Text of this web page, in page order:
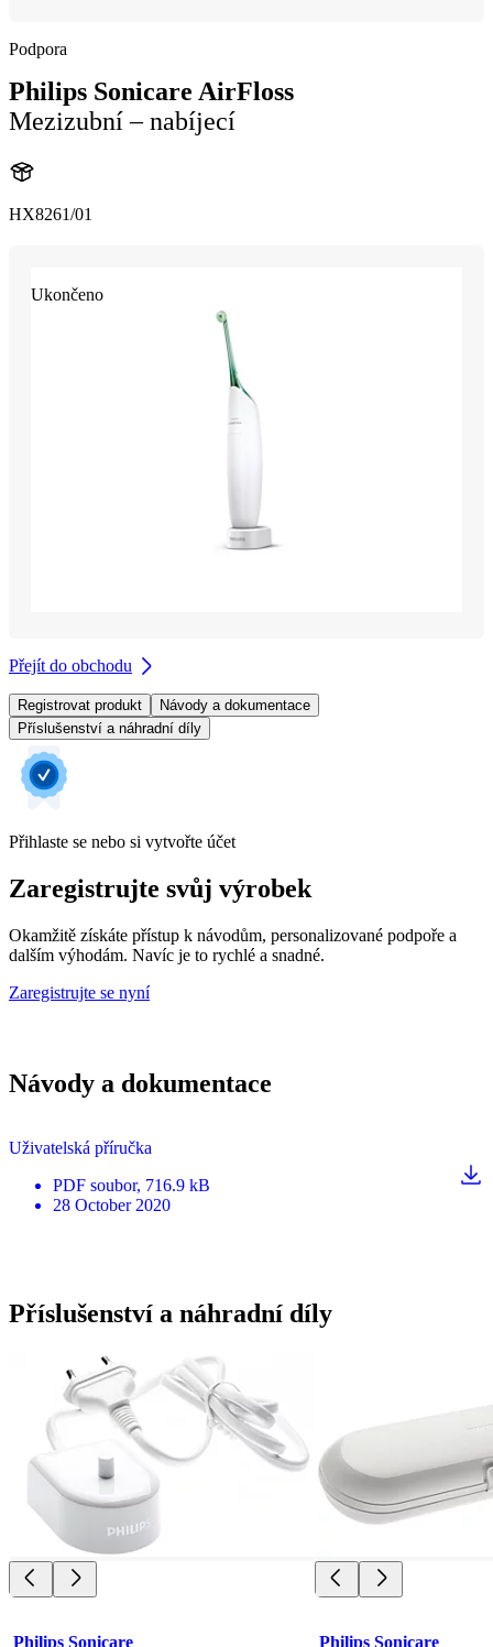
Podpora
Philips Sonicare AirFloss
Mezizubní – nabíjecí
HX8261/01
Ukončeno
Přejít do obchodu
Registrovat produkt
Návody a dokumentace
Příslušenství a náhradní díly
Přihlaste se nebo si vytvořte účet
Zaregistrujte svůj výrobek
Okamžitě získáte přístup k návodům, personalizované podpoře a
dalším výhodám. Navíc je to rychlé a snadné.
Zaregistrujte se nyní
Návody a dokumentace
Uživatelská příručka
PDF soubor, 716.9 kB
28 October 2020
Příslušenství a náhradní díly
Philips Sonicare Philips Sonicare